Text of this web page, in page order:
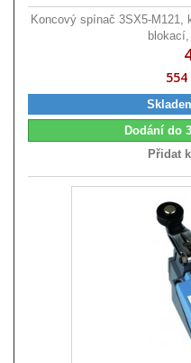
Koncový spínač 3SX5-M121,
554
Dodání do
Přidat